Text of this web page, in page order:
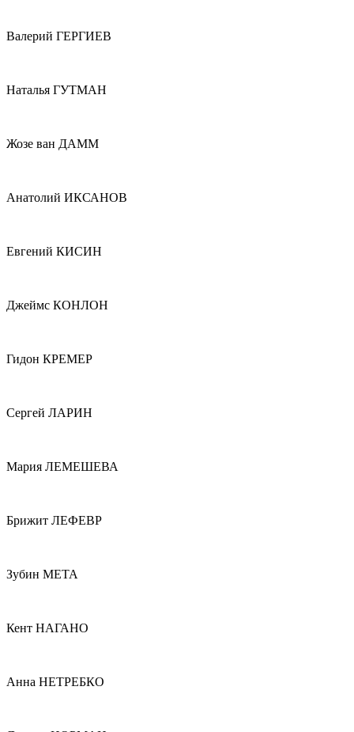
Валерий ГЕРГИЕВ
Наталья ГУТМАН
Жозе ван ДАММ
Анатолий ИКСАНОВ
Евгений КИСИН
Джеймс КОНЛОН
Гидон КРЕМЕР
Сергей ЛАРИН
Мария ЛЕМЕШЕВА
Брижит ЛЕФЕВР
Зубин МЕТА
Кент НАГАНО
Анна НЕТРЕБКО